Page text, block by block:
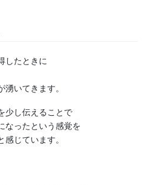
したときに
いてきます。
少し伝えることで
なったという感覚を
じています。